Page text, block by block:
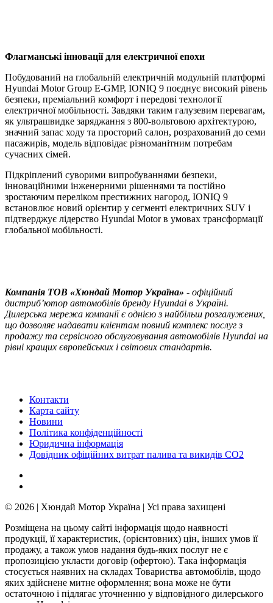
Флагманські інновації для електричної епохи
Побудований на глобальній електричній модульній платформі
Hyundai Motor Group E-GMP, IONIQ 9 поєднує високий рівень
безпеки, преміальний комфорт і передові технології
електричної мобільності. Завдяки таким галузевим перевагам,
як ультрашвидке заряджання з 800-вольтовою архітектурою,
значний запас ходу та просторий салон, розрахований до семи
пасажирів, модель відповідає різноманітним потребам
сучасних сімей.
Підкріплений суворими випробуваннями безпеки,
інноваційними інженерними рішеннями та постійно
зростаючим переліком престижних нагород, IONIQ 9
встановлює новий орієнтир у сегменті електричних SUV і
підтверджує лідерство Hyundai Motor в умовах трансформації
глобальної мобільності.
Компанія ТOВ «Хюндай Мотор Україна» - офіційний
дистриб’ютор автомобілів бренду Hyundai в Україні.
Дилерська мережа компанії є однією з найбільш розгалужених,
що дозволяє надавати клієнтам повний комплекс послуг з
продажу та сервісного обслуговування автомобілів Hyundai на
рівні кращих європейських і світових стандартів.
Контакти
Карта сайту
Новини
Політика конфіденційності
Юридична інформація
Довідник офіційних витрат палива та викидів СО2
© 2026 | Хюндай Мотор Україна | Усі права захищені
Розміщена на цьому сайті інформація щодо наявності
продукції, її характеристик, (орієнтовних) цін, інших умов її
продажу, а також умов надання будь-яких послуг не є
пропозицією укласти договір (офертою). Така інформація
стосується наявних на складах Товариства автомобілів, щодо
яких здійснене митне оформлення; вона може не бути
остаточною і підлягає уточненню у відповідного дилерського